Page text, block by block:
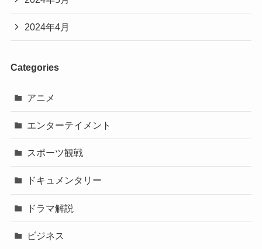
2024年4月
Categories
アニメ
エンターテイメント
スポーツ観戦
ドキュメンタリー
ドラマ解説
ビジネス